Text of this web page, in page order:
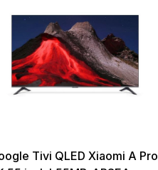
Tivi QLED Xiaomi A Pro